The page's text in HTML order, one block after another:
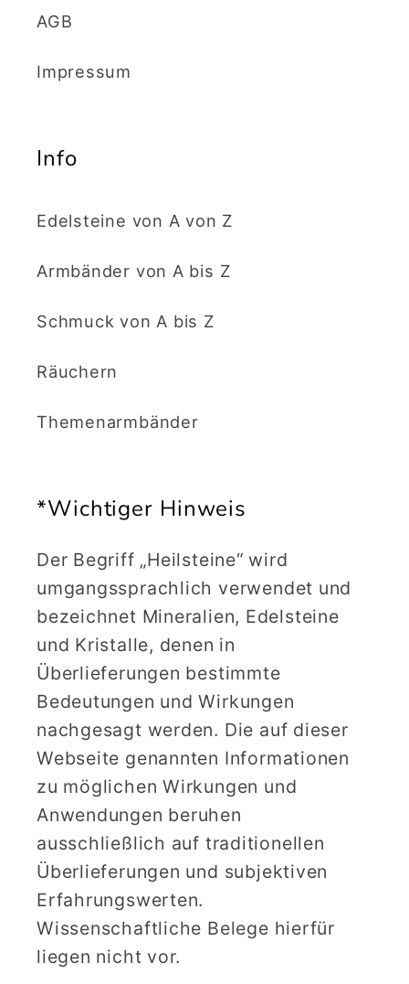
AGB
Impressum
Info
Edelsteine von A von Z
Armbänder von A bis Z
Schmuck von A bis Z
Räuchern
Themenarmbänder
*Wichtiger Hinweis
Der Begriff „Heilsteine“ wird
umgangssprachlich verwendet und
bezeichnet Mineralien, Edelsteine
und Kristalle, denen in
Überlieferungen bestimmte
Bedeutungen und Wirkungen
nachgesagt werden. Die auf dieser
Webseite genannten Informationen
zu möglichen Wirkungen und
Anwendungen beruhen
ausschließlich auf traditionellen
Überlieferungen und subjektiven
Erfahrungswerten.
Wissenschaftliche Belege hierfür
liegen nicht vor.